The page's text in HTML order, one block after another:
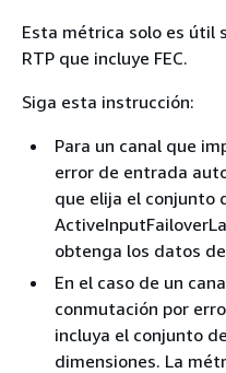
Esta métrica solo es útil
RTP que incluye FEC.
Siga esta instrucción:
Para un canal que
error de entrada
que elija el conjunto
obtenga los datos
En el caso de un
conmutación por
incluya el conjunto
dimensiones. La